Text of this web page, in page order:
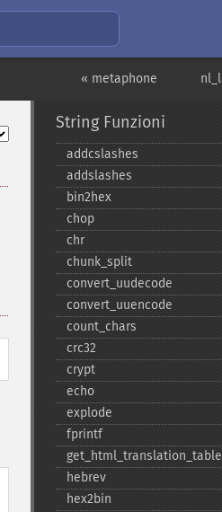
« metaphone
String Funzioni
addcslashes
addslashes
bin2hex
chop
chr
chunk_​split
convert_​uudecode
convert_​uuencode
count_​chars
crc32
crypt
echo
explode
fprintf
get_​html_​translation_​table
hebrev
hex2bin